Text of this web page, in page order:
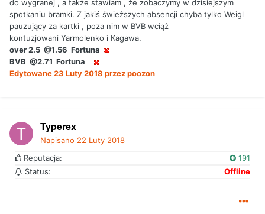
do wygranej , a także stawiam , że zobaczymy w dzisiejszym
spotkaniu bramki. Z jakiś świeższych absencji chyba tylko Weigl
pauzujący za kartki , poza nim w BVB wciąż
kontuzjowani Yarmolenko i Kagawa.
over 2.5 @1.56 Fortuna
BVB @2.71 Fortuna
Edytowane23 Luty 2018 przez poozon
Typerex
Napisano 22 Luty 2018
Reputacja:
191
Status:
Offline